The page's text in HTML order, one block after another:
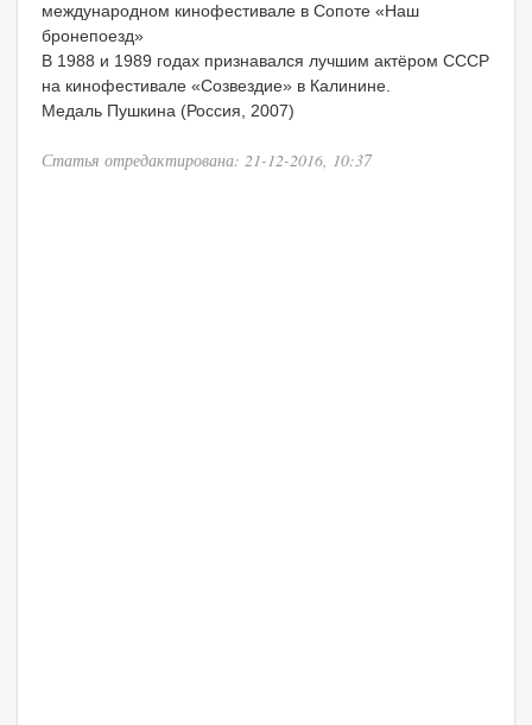
международном кинофестивале в Сопоте «Наш
бронепоезд»
В 1988 и 1989 годах признавался лучшим актёром СССР
на кинофестивале «Созвездие» в Калинине.
Медаль Пушкина (Россия, 2007)
Статья отредактирована: 21-12-2016, 10:37